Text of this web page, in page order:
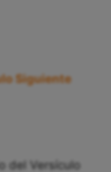
Siguiente
del Versículo